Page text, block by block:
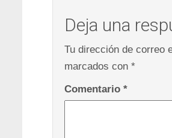
Deja una
Tu dirección de correo
marcados con *
Comentario *